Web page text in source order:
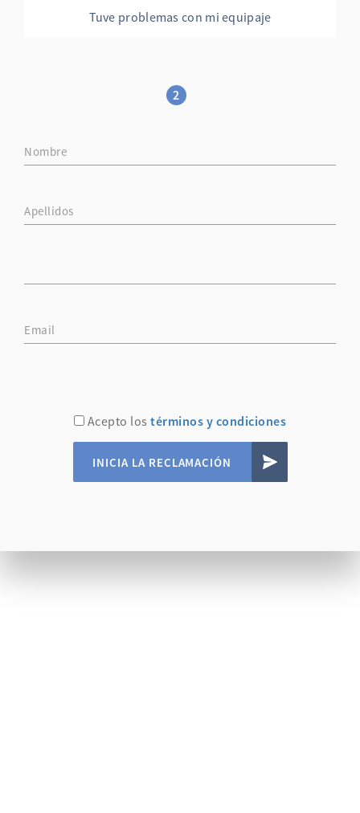
Tuve problemas con mi equipaje
2
Acepto los términos y condiciones
INICIA LA RECLAMACIÓN